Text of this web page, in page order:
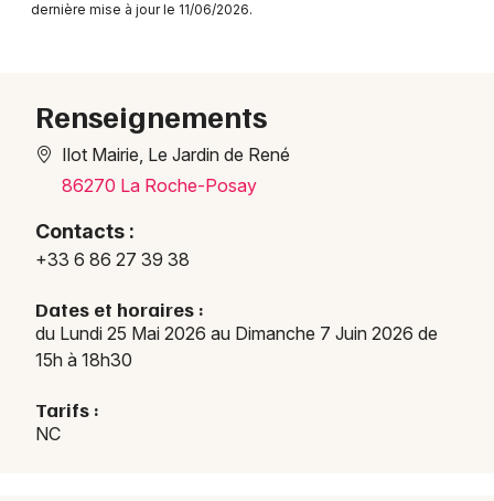
Expos
Sorties & loisirs
Expos en Poitou-Charente
Expos en Nouvelle-Aquitaine
dernière mise à jour le 11/06/2026.
Renseignements
Ilot Mairie, Le Jardin de René
86270 La Roche-Posay
Contacts :
+33 6 86 27 39 38
Dates et horaires :
du Lundi 25 Mai 2026 au Dimanche 7 Juin 2026 de
15h à 18h30
Tarifs :
NC